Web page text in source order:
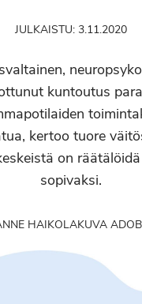
JULKAISTU: 3.11.2020
kuntoutus
kertoo tuore
on
sopivaksi.
HAIKOLAKUVA